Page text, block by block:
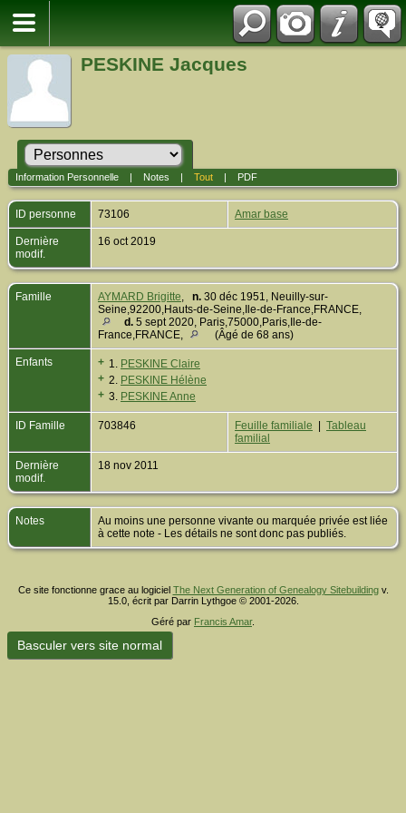
PESKINE Jacques
Information Personnelle| Notes Tout| PDF
ID personne 73106 Amar base
Dernière
modif.
16 oct 2019
Famille AYMARD Brigitte, n. 30 déc 1951, Neuilly-sur-
Seine,92200,Hauts-de-Seine,Ile-de-France,FRANCE,
d. 5 sept 2020, Paris,75000,Paris,Ile-de-
France,FRANCE,
(Âgé de 68 ans)
Enfants + 1. PESKINE Claire
+ 2. PESKINE Hélène
+ 3. PESKINE Anne
ID Famille 703846 Feuille familiale
Tableau
familial
Dernière
modif.
18 nov 2011
Notes
Au moins une personne vivante ou marquée privée est liée
à cette note - Les détails ne sont donc pas publiés.
Ce site fonctionne grace au logiciel The Next Generation of Genealogy Sitebuildingv.
15.0, écrit par Darrin Lythgoe © 2001-2026.
Géré par Francis Amar.
Basculer vers site normal